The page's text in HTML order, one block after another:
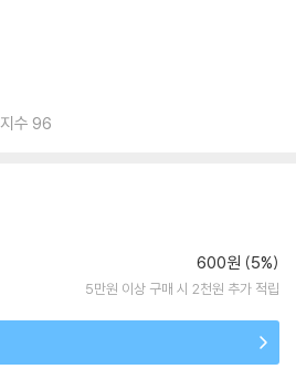
수 96
600원 (5%)
5만원 이상 구매 시 2천원 추가 적립